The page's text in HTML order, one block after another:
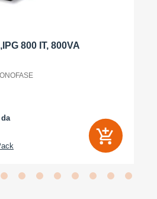
800 IT, 800VA